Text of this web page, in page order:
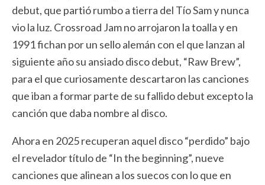
debut, que partió rumbo a tierra del Tío Sam y nunca
vio la luz. Crossroad Jam no arrojaron la toalla y en
1991 fichan por un sello alemán con el que lanzan al
siguiente año su ansiado disco debut, “Raw Brew”,
para el que curiosamente descartaron las canciones
que iban a formar parte de su fallido debut excepto la
canción que daba nombre al disco.
Ahora en 2025 recuperan aquel disco “perdido” bajo
el revelador título de “In the beginning”, nueve
canciones que alinean a los suecos con lo que en